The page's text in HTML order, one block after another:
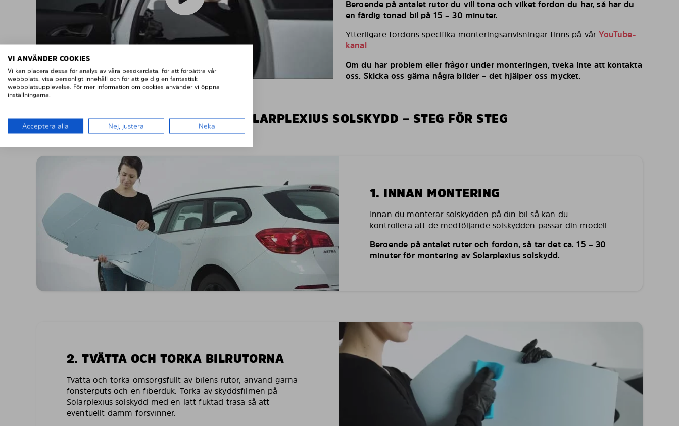
Beroende på antalet rutor du vill tona och vilket fordon du har, så har du
en färdig tonad bil på 15 – 30 minuter.
Ytterligare fordons specifika monteringsanvisningar finns på vårYouTube-
kanal
Om du har problem eller frågor under monteringen, tveka inte att kontakta
oss. Skicka oss gärna några bilder – det hjälper oss mycket.
MONTERING AV SOLARPLEXIUS SOLSKYDD – STEG FÖR STEG
1. INNAN MONTERING
Innan du monterar solskydden på din bil så kan du
kontrollera att de medföljande solskydden passar din modell.
Beroende på antalet ruter och fordon, så tar det ca. 15 – 30
minuter för montering av Solarplexius solskydd.
2. TVÄTTA OCH TORKA BILRUTORNA
Tvätta och torka omsorgsfullt av bilens rutor, använd gärna
fönsterputs och en fiberduk. Torka av skyddsfilmen på
Solarplexius solskydd med en lätt fuktad trasa så att
eventuellt damm försvinner.
VI ANVÄNDER COOKIES
Vi kan placera dessa för analys av våra besökardata, för att förbättra vår
webbplats, visa personligt innehåll och för att ge dig en fantastisk
webbplatsupplevelse. För mer information om cookies använder vi öppna
inställningarna.
Acceptera alla Nej, justera Neka